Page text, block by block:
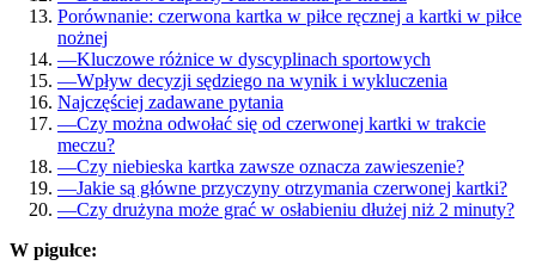
Porównanie: czerwona kartka w piłce ręcznej a kartki w piłce
nożnej
—Kluczowe różnice w dyscyplinach sportowych
—Wpływ decyzji sędziego na wynik i wykluczenia
Najczęściej zadawane pytania
—Czy można odwołać się od czerwonej kartki w trakcie
meczu?
—Czy niebieska kartka zawsze oznacza zawieszenie?
—Jakie są główne przyczyny otrzymania czerwonej kartki?
—Czy drużyna może grać w osłabieniu dłużej niż 2 minuty?
W pigułce: